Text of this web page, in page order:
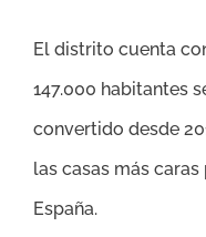
El distrito cuenta
147.000 habitantes
convertido desde
las casas más
España.